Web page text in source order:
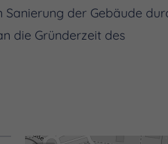
der Gebäude
die Gründerzeit des